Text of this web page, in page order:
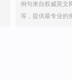
例句来自权威英文
等，提供最专业的